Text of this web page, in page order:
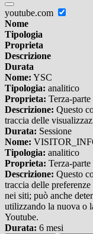
youtube.com
Nome
Tipologia
Proprieta
Descrizione
Durata
Nome: YSC
Tipologia: analitico
Proprieta: Terza-parte
Descrizione: Questo
traccia delle
Durata: Sessione
Nome:
Tipologia: analitico
Proprieta: Terza-parte
Descrizione: Questo
traccia delle
nei siti; può anche
utilizzando la nuova o
Youtube.
Durata: 6 mesi